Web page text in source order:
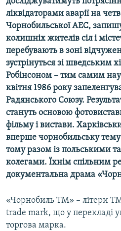
ліквідаторами аварії на
Чорнобильської АЕС,
колишніх жителів сіл і
перебувають в зоні
зустрінуться зі шведським
Робінсоном – тим самим
квітня 1986 року
Радянського Союзу.
стануть основою
фільму і вистави.
вперше чорнобильську тему
тому разом із польськими
колегами. Їхнім спільним
документальна драма
«Чорнобиль TM» – літери
trade mark, що у перекладі
торгова марка.